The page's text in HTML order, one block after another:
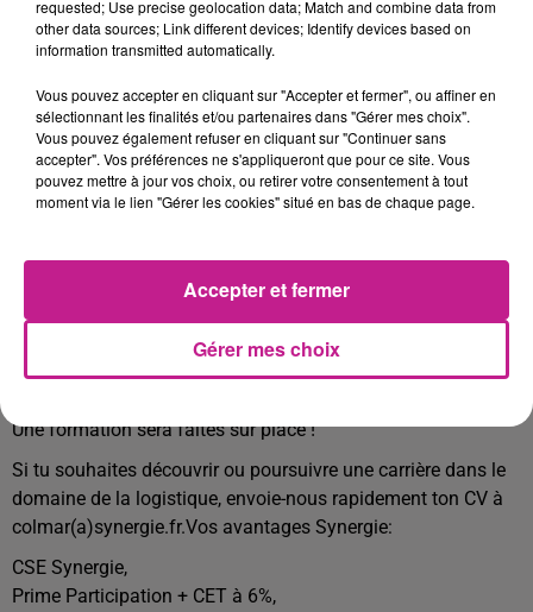
-Charger les marchandises.
-Acheminer les marchandises vers les zones d'expédition et
de stockage.
Horaires :
Matin : 6h-13h21
Après-midi : 13h-20h21
Postes en 2x8.
Des besoins sont aussi disponibles sur Niederhergheim en
3*8 Aucune expérience n'est nécessaire, alors n'hésite pas à
postuler si tu es à la recherche d'une mission de longue
Une formation sera faites sur place !
Si tu souhaites découvrir ou poursuivre une carrière dans le
domaine de la logistique, envoie-nous rapidement ton CV à
colmar(a)synergie.fr.Vos avantages Synergie:
CSE Synergie,
Prime Participation + CET à 6%,
requested; Use precise geolocation data; Match and combine data from
other data sources; Link different devices; Identify devices based on
information transmitted automatically.
Vous pouvez accepter en cliquant sur "Accepter et fermer", ou affiner en
sélectionnant les finalités et/ou partenaires dans "Gérer mes choix".
Vous pouvez également refuser en cliquant sur "Continuer sans
accepter". Vos préférences ne s'appliqueront que pour ce site. Vous
pouvez mettre à jour vos choix, ou retirer votre consentement à tout
moment via le lien "Gérer les cookies" situé en bas de chaque page.
Gérer mes choix
Accepter et fermer